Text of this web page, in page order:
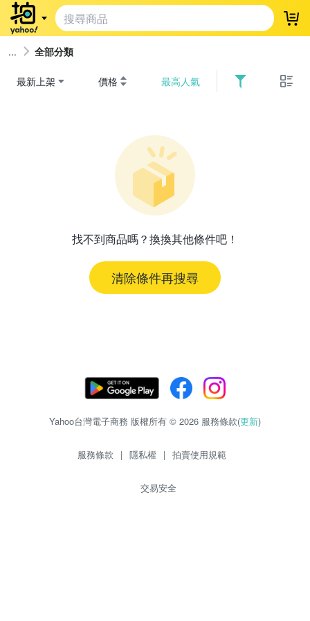
登
全部分類
最新上架 價格 最高人氣
找不到商品嗎？換換其他條件吧！
清除條件再搜尋
Yahoo台灣電子商務 版權所有 © 2026 服務條款(更新)
服務條款 | 隱私權 | 拍賣使用規範
交易安全